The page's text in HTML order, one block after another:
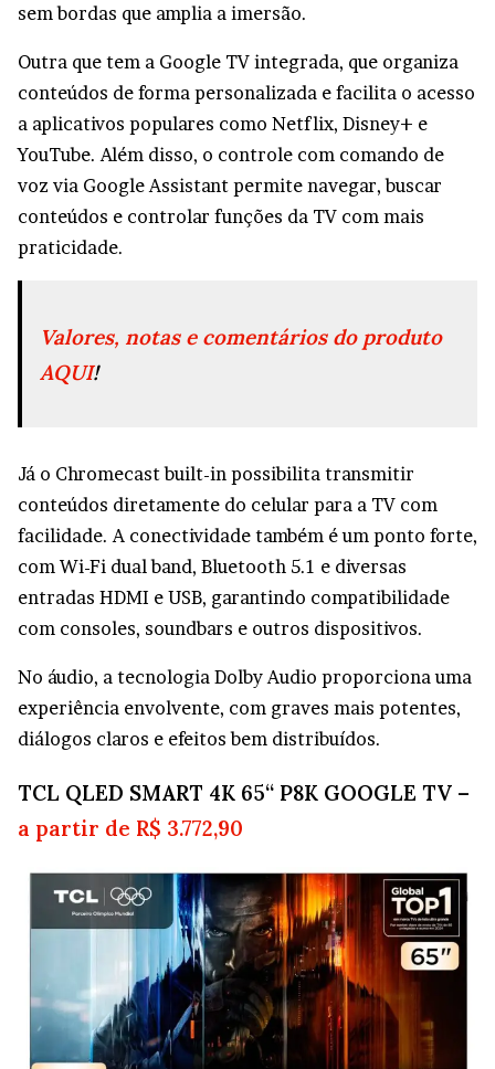
sem bordas que amplia a imersão.
Outra que tem a Google TV integrada, que organiza
conteúdos de forma personalizada e facilita o acesso
a aplicativos populares como Netflix, Disney+ e
YouTube. Além disso, o controle com comando de
voz via Google Assistant permite navegar, buscar
conteúdos e controlar funções da TV com mais
praticidade.
Valores, notas e comentários do produto
AQUI!
Já o Chromecast built-in possibilita transmitir
conteúdos diretamente do celular para a TV com
facilidade. A conectividade também é um ponto forte,
com Wi-Fi dual band, Bluetooth 5.1 e diversas
entradas HDMI e USB, garantindo compatibilidade
com consoles, soundbars e outros dispositivos.
No áudio, a tecnologia Dolby Audio proporciona uma
experiência envolvente, com graves mais potentes,
diálogos claros e efeitos bem distribuídos.
TCL QLED SMART 4K 65“ P8K GOOGLE TV –
a partir de R$ 3.772,90